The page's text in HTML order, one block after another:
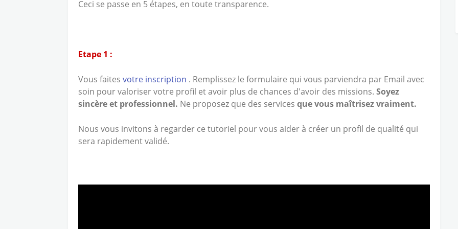
Ceci se passe en 5 étapes, en toute transparence.
Etape 1 :
Vous faites votre inscription . Remplissez le formulaire qui vous parviendra par Email avec
soin pour valoriser votre profil et avoir plus de chances d'avoir des missions. Soyez
sincère et professionnel. Ne proposez que des services que vous maîtrisez vraiment.
Nous vous invitons à regarder ce tutoriel pour vous aider à créer un profil de qualité qui
sera rapidement validé.